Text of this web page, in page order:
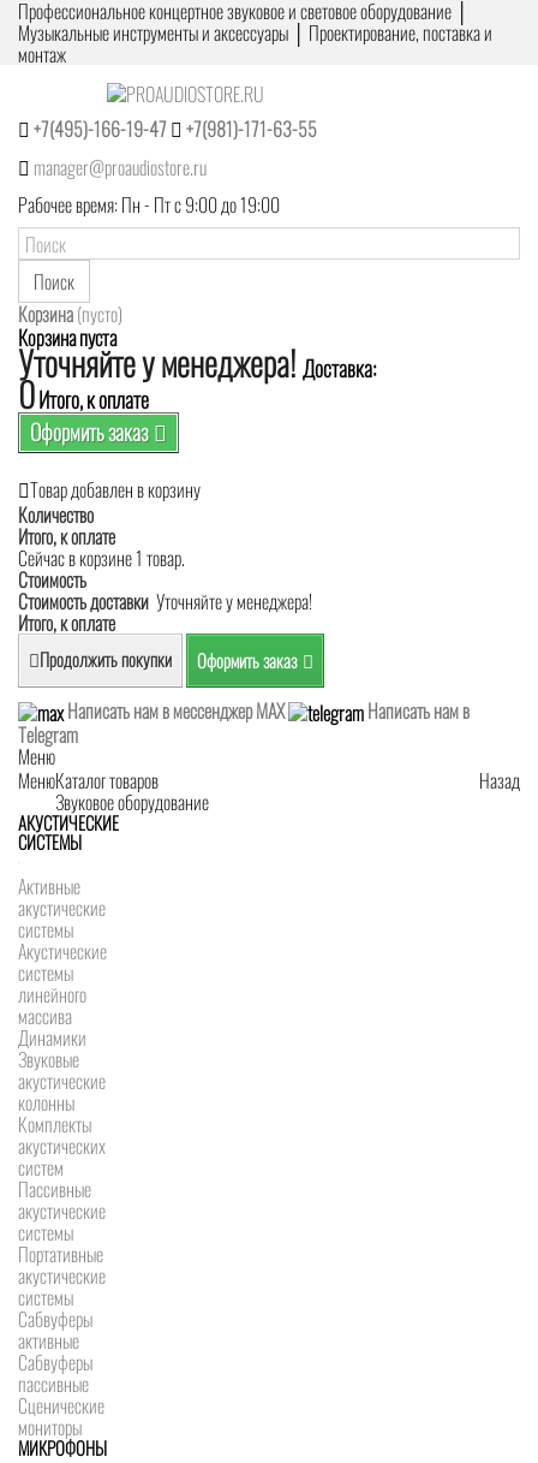
Профессиональное концертное звуковое и световое оборудование │
Музыкальные инструменты и аксессуары │ Проектирование, поставка и
монтаж
+7(495)-166-19-47
+7(981)-171-63-55
manager@proaudiostore.ru
Рабочее время: Пн - Пт с 9:00 до 19:00
Поиск
Корзина(пусто)
Корзина пуста
Уточняйте у менеджера! Доставка:
0Итого, к оплате
Оформить заказ
Товар добавлен в корзину
Количество
Итого, к оплате
Сейчас в корзине 1 товар.
Стоимость
Стоимость доставки Уточняйте у менеджера!
Итого, к оплате
Продолжить покупки Оформить заказ
Написать нам в мессенджер MAX
Написать нам в
Telegram
Меню
Меню
Назад
Каталог товаров
Звуковое оборудование
АКУСТИЧЕСКИЕ
СИСТЕМЫ
Активные
акустические
системы
Акустические
системы
линейного
массива
Динамики
Звуковые
акустические
колонны
Комплекты
акустических
систем
Пассивные
акустические
системы
Портативные
акустические
системы
Сабвуферы
активные
Сабвуферы
пассивные
Сценические
мониторы
МИКРОФОНЫ